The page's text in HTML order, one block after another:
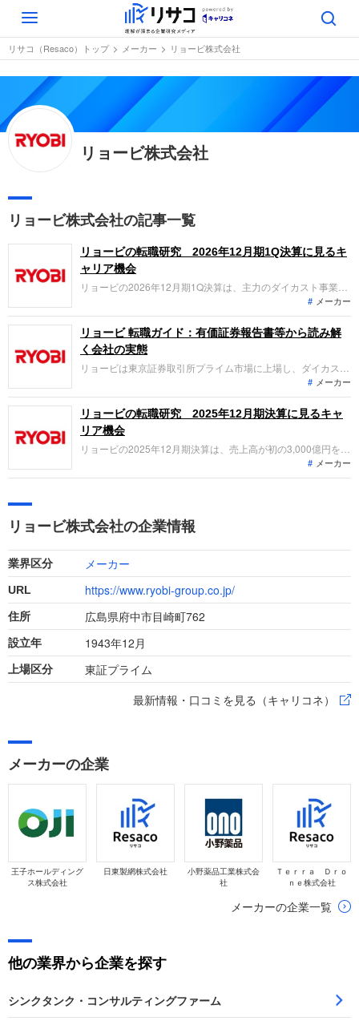
Toggle
navigation
リサコ（Resaco）トップ メーカー リョービ株式会社
リョービ株式会社
リョービ株式会社の記事一覧
リョービの転職研究 2026年12月期1Q決算に見るキ
ャリア機会
リョービの2026年12月期1Q決算は、主力のダイカスト事業が
原価低減により大幅増益を達成。資産売却益もあり純利益は前
年比54.6%増となりました。「なぜ今リョービなのか？」「転
職希望者がどの事業で、どんな役割を担えるのか」を整理しま
す。
メーカー
リョービ 転職ガイド：有価証券報告書等から読み解
く会社の実態
リョービは東京証券取引所プライム市場に上場し、ダイカスト
製品、ドアクローザ等の建築用品、オフセット印刷機の製造・
販売を主力事業として展開しています。自動車産業向けを中心
とするダイカスト事業が牽引し、直近の業績では全セグメント
での生産性向上も寄与して、堅調な増収増益を達成していま
す。
メーカー
リョービの転職研究 2025年12月期決算に見るキャ
リア機会
リョービの2025年12月期決算は、売上高が初の3,000億円を突
破。ギガキャスト試作工場の稼働やAI自動検査の実装など、攻
めの技術投資が実を結んでいます。「なぜ今リョービなの
メーカー
リョービ株式会社の企業情報
業界区分 メーカー
URL https://www.ryobi-group.co.jp/
住所 広島県府中市目崎町762
設立年 1943年12月
上場区分
東証プライム
最新情報・口コミを見る（キャリコネ）
メーカーの企業
王子ホールディング
ス株式会社
日東製網株式会社
小野薬品工業株式会
社
Ｔｅｒｒａ Ｄｒｏ
ｎｅ株式会社
メーカーの企業一覧
他の業界から企業を探す
シンクタンク・コンサルティングファーム